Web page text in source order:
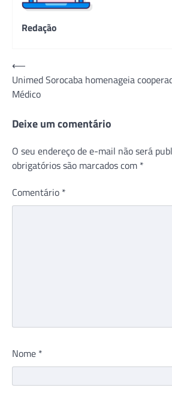
Redação
Navegação
de
Post
⟵
Unimed Sorocaba homenageia
Médico
Deixe um comentário
O seu endereço de e-mail não será
obrigatórios são marcados com *
Comentário *
Nome *